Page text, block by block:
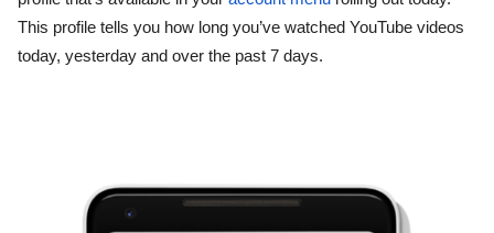
This profile tells you how long you’ve watched YouTube videos
today, yesterday and over the past 7 days.